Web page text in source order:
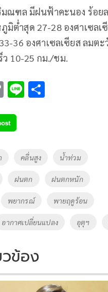
มณฑล มีฝนฟ้าคะนอง ร้อย
ต่ำสุด 27-28 องศาเซลเ
36 องศาเซลเซียส ลมตะ
ว 10-25 กม./ชม.
C
p
y
Li
คลื่นสูง น้ำท่วม
ฝนตก ฝนตกหนัก
พยากรณ์ พายฤดูร้อน
อากาศเปลี่ยนแปลง อุตุฯ
ข้อง